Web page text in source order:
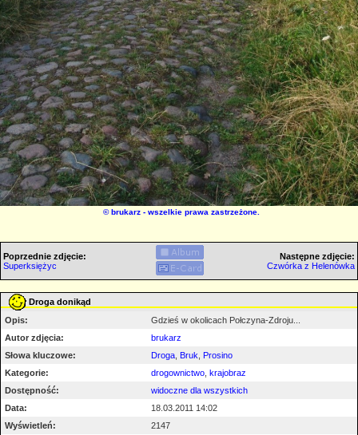
©brukarz - wszelkie prawa zastrzeżone.
Poprzednie zdjęcie:
Superksiężyc
Następne zdjęcie:
Czwórka z Helenówka
Droga donikąd
Opis:
Gdzieś w okolicach Połczyna-Zdroju...
Autor zdjęcia:
brukarz
Słowa kluczowe:
Droga Bruk
Prosino
Kategorie:
drogownictwo krajobraz
Dostępność:
widoczne dla wszystkich
Data:
18.03.2011 14:02
Wyświetleń:
2147